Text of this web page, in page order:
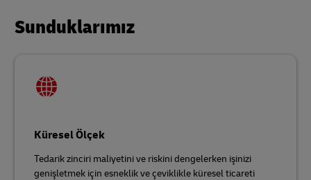
Sunduklarımız
Küresel Ölçek
Tedarik zinciri maliyetini ve riskini dengelerken işinizi
genişletmek için esneklik ve çeviklikle küresel ticareti